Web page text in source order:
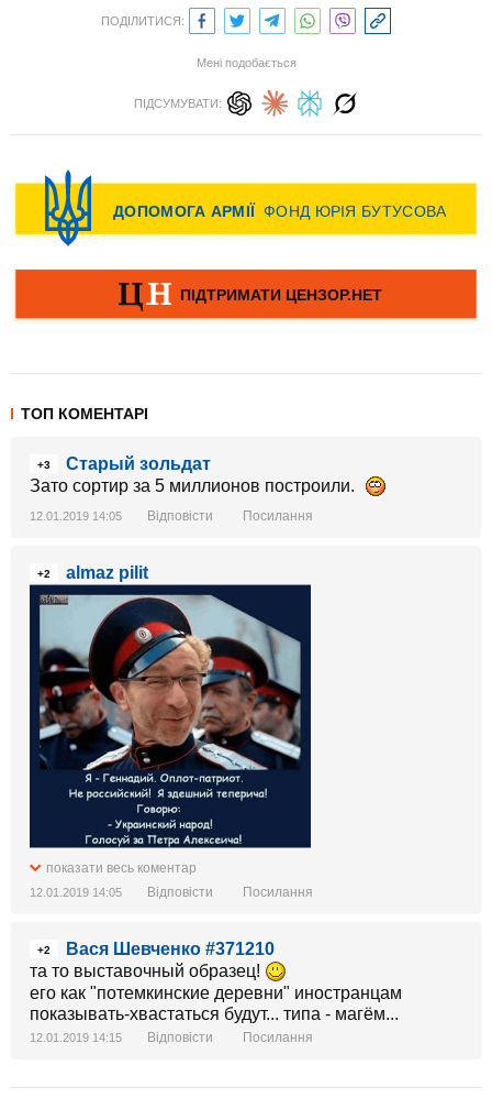
ПОДІЛИТИСЯ:
Мені подобається
ПІДСУМУВАТИ:
ТОП КОМЕНТАРІ
+3
Старый зольдат
Зато сортир за 5 миллионов построили.
12.01.2019 14:05 Відповісти Посилання
+2 almaz pilit
показати весь коментар
12.01.2019 14:05 Відповісти Посилання
+2
Вася Шевченко #371210
та то выставочный образец!
его как "потемкинские деревни" иностранцам
показывать-хвастаться будут... типа - магём...
12.01.2019 14:15 Відповісти Посилання